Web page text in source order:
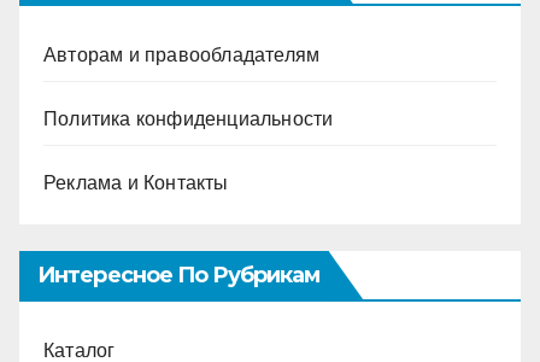
Авторам и правообладателям
Политика конфиденциальности
Реклама и Контакты
Интересное По Рубрикам
Каталог